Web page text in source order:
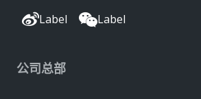
Label Label
公司总部